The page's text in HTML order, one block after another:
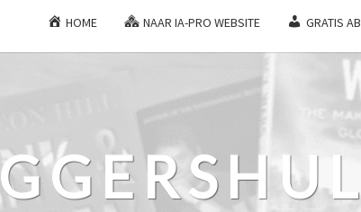
HOME NAAR IA-PRO WEBSITE GRATIS